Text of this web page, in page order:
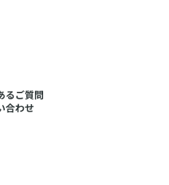
るご質問
合わせ